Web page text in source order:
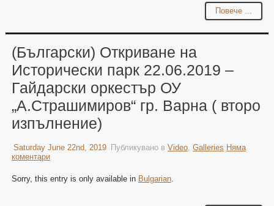
Повече ...
(Български) Откриване на
Исторически парк 22.06.2019 –
Гайдарски оркестър ОУ
„А.Страшимиров“ гр. Варна ( второ
изпълнение)
Saturday June 22nd, 2019 Публикувано в Video, Galleries Няма
коментари
Sorry, this entry is only available in Bulgarian.